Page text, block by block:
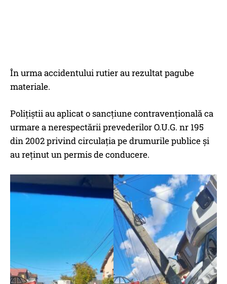
În urma accidentului rutier au rezultat pagube
materiale.
Polițiștii au aplicat o sancțiune contravențională ca
urmare a nerespectării prevederilor O.U.G. nr 195
din 2002 privind circulația pe drumurile publice și
au reținut un permis de conducere.